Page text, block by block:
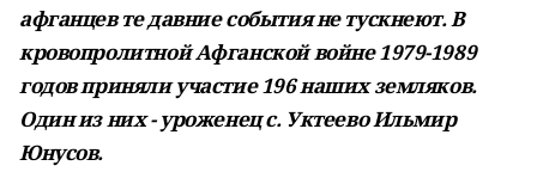
афганцев те давние события не тускнеют. В
кровопролитной Афганской войне 1979-1989
годов приняли участие 196 наших земляков.
Один из них - уроженец с. Уктеево Ильмир
Юнусов.